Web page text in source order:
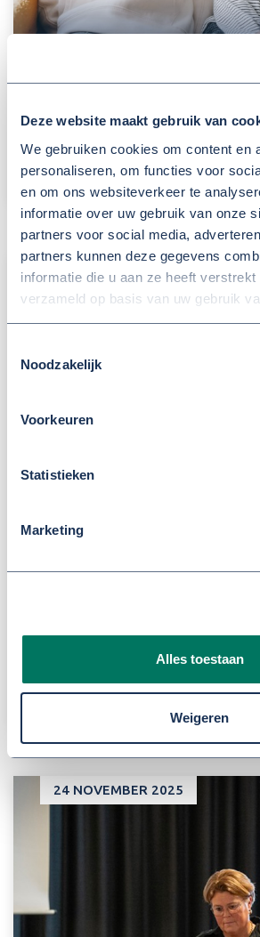
Deze website maakt gebruik van
We gebruiken cookies om content en
personaliseren, om functies voor
en om ons websiteverkeer te
informatie over uw gebruik van onze
partners voor social media,
partners kunnen deze gegevens
informatie die u aan ze heeft verstrekt
verzameld op basis van uw gebruik
Noodzakelijk
Voorkeuren
Statistieken
Marketing
Alles toestaan
Weigeren
Nieuw aanmeld-
voor RET
5 DECEMBER 2025
24 NOVEMBER 2025